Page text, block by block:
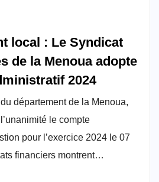
local : Le Syndicat
de la Menoua adopte
2024
département de la Menoua,
le compte
pour l’exercice 2024 le 07
financiers montrent…